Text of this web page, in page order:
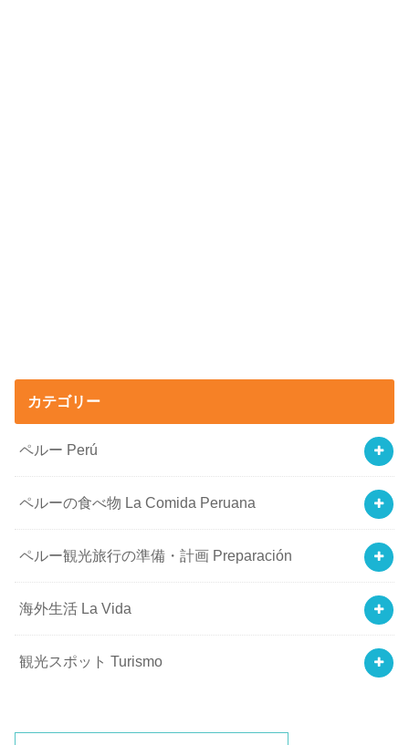
カテゴリー
ペルー Perú
ペルーの食べ物 La Comida Peruana
ペルー観光旅行の準備・計画 Preparación
海外生活 La Vida
観光スポット Turismo